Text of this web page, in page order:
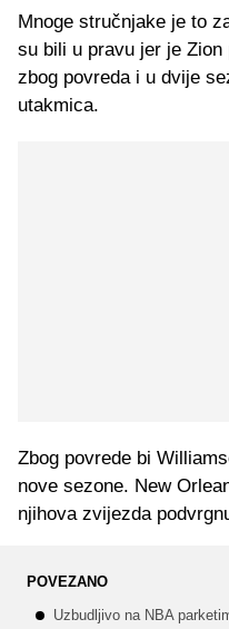
Mnoge stručnjake je to
su bili u pravu jer je
zbog povreda i u dvije
utakmica.
Zbog povrede bi
nove sezone. New
njihova zvijezda
POVEZANO
Uzbudljivo na NBA